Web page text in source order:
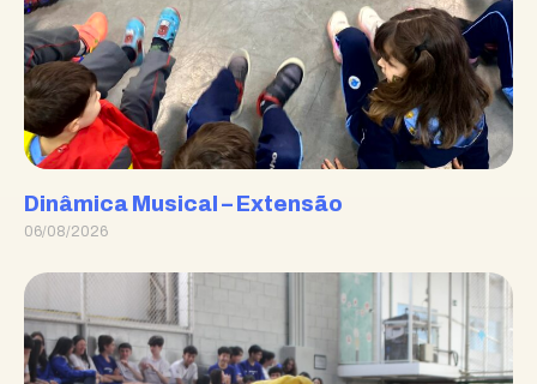
Dinâmica Musical – Extensão
06/08/2026